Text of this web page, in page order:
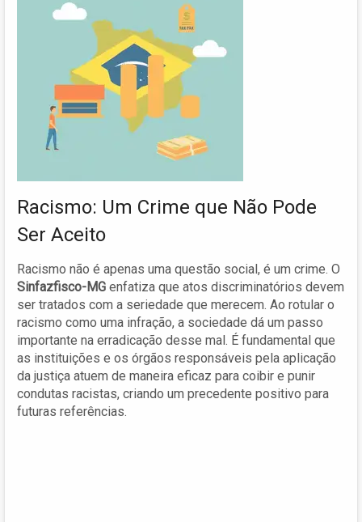
Racismo: Um Crime que Não Pode
Ser Aceito
Racismo não é apenas uma questão social, é um crime. O
Sinfazfisco-MG enfatiza que atos discriminatórios devem
ser tratados com a seriedade que merecem. Ao rotular o
racismo como uma infração, a sociedade dá um passo
importante na erradicação desse mal. É fundamental que
as instituições e os órgãos responsáveis pela aplicação
da justiça atuem de maneira eficaz para coibir e punir
condutas racistas, criando um precedente positivo para
futuras referências.